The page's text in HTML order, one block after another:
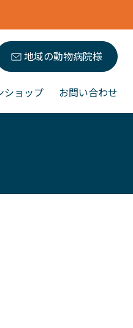
地域の動物病院様
ショップ お問い合わせ